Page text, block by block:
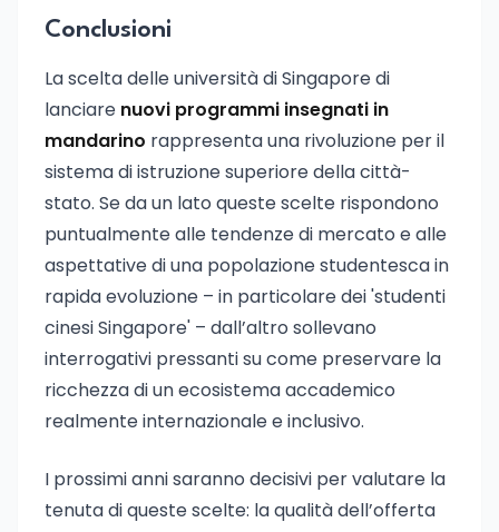
Conclusioni
La scelta delle università di Singapore di
lanciare nuovi programmi insegnati in
mandarino rappresenta una rivoluzione per il
sistema di istruzione superiore della città-
stato. Se da un lato queste scelte rispondono
puntualmente alle tendenze di mercato e alle
aspettative di una popolazione studentesca in
rapida evoluzione – in particolare dei 'studenti
cinesi Singapore' – dall’altro sollevano
interrogativi pressanti su come preservare la
ricchezza di un ecosistema accademico
realmente internazionale e inclusivo.
I prossimi anni saranno decisivi per valutare la
tenuta di queste scelte: la qualità dell’offerta